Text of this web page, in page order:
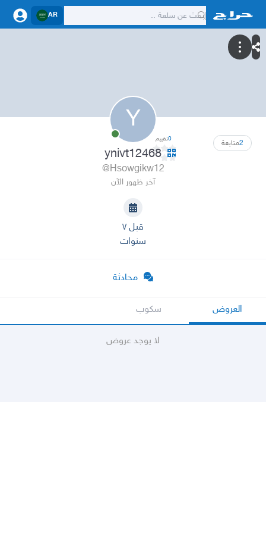
AR
Y
2متابعة 0تقييم
ynivt12468
@Hsowgikw12
آخر ظهور الآن
قبل ٧
سنوات
محادثة
العروض سكوب
لا يوجد عروض